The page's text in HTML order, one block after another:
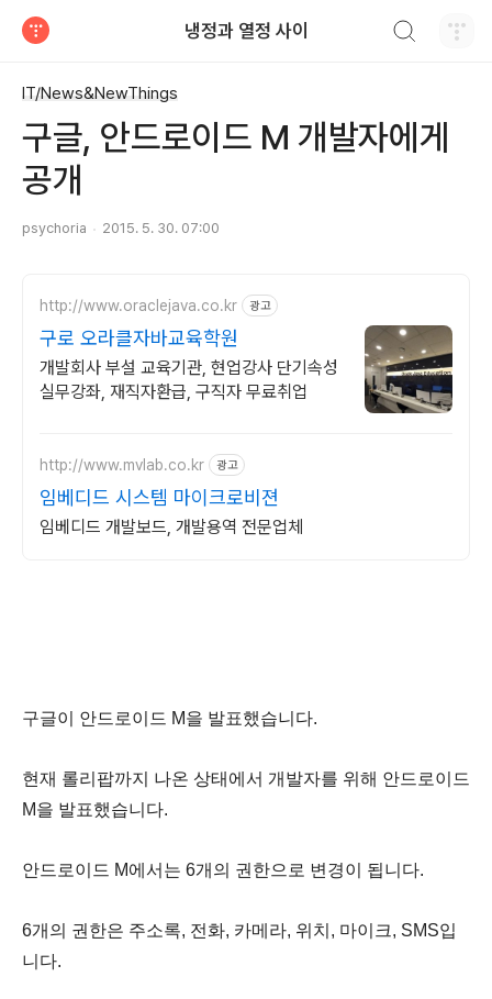
냉정과 열정 사이
IT/News&NewThings
구글, 안드로이드 M 개발자에게
공개
psychoria 2015. 5. 30. 07:00
http://www.oraclejava.co.kr 광고
구로 오라클자바교육학원
개발회사 부설 교육기관, 현업강사 단기속성
실무강좌, 재직자환급, 구직자 무료취업
http://www.mvlab.co.kr 광고
임베디드 시스템 마이크로비젼
임베디드 개발보드, 개발용역 전문업체
구글이 안드로이드 M을 발표했습니다.
현재 롤리팝까지 나온 상태에서 개발자를 위해 안드로이드
M을 발표했습니다.
안드로이드 M에서는 6개의 권한으로 변경이 됩니다.
6개의 권한은 주소록, 전화, 카메라, 위치, 마이크, SMS입
니다.